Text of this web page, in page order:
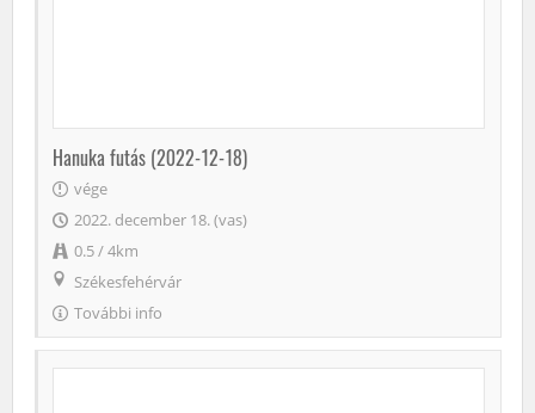
Hanuka futás (2022-12-18)
vége
2022. december 18. (vas)
0.5 / 4km
Székesfehérvár
További info